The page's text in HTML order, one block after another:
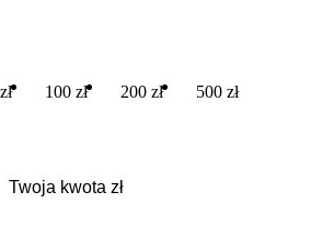
100 zł 200 zł 500 zł